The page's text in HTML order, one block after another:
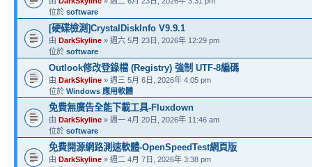
位於 software
[硬碟檢測]CrystalDiskInfo V9.9.1
由 DarkSkyline » 週六 5月 23日, 2026年 12:29 pm
位於 software
Outlook修改登錄檔 (Registry) 強制 UTF-8編碼
由 DarkSkyline » 週三 5月 6日, 2026年 4:05 pm
位於 Windows 應用軟體
免費無廣告全能下載工具-Fluxdown
由 DarkSkyline » 週一 4月 20日, 2026年 11:46 am
位於 software
免費開源網路測速軟體-OpenSpeedTest網頁版
由 DarkSkyline » 週二 4月 7日, 2026年 3:38 pm